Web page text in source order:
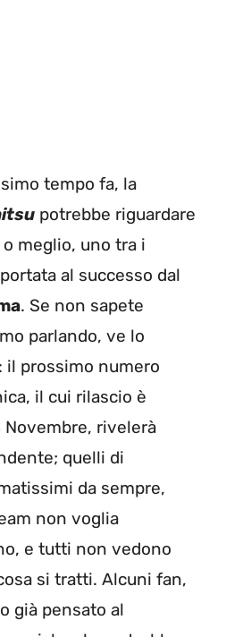
tempo fa, la
potrebbe riguardare
o meglio, uno tra i
al successo dal
. Se non sapete
parlando, ve lo
il prossimo numero
il cui rilascio è
rivelerà
quelli di
da sempre,
non voglia
e tutti non vedono
si tratti. Alcuni fan,
già pensato al